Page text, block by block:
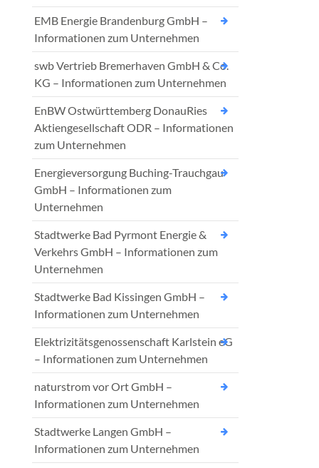
EMB Energie Brandenburg GmbH –
Informationen zum Unternehmen
swb Vertrieb Bremerhaven GmbH & Co.
KG – Informationen zum Unternehmen
EnBW Ostwürttemberg DonauRies
Aktiengesellschaft ODR – Informationen
zum Unternehmen
Energieversorgung Buching-Trauchgau
GmbH – Informationen zum
Unternehmen
Stadtwerke Bad Pyrmont Energie &
Verkehrs GmbH – Informationen zum
Unternehmen
Stadtwerke Bad Kissingen GmbH –
Informationen zum Unternehmen
Elektrizitätsgenossenschaft Karlstein eG
– Informationen zum Unternehmen
naturstrom vor Ort GmbH –
Informationen zum Unternehmen
Stadtwerke Langen GmbH –
Informationen zum Unternehmen